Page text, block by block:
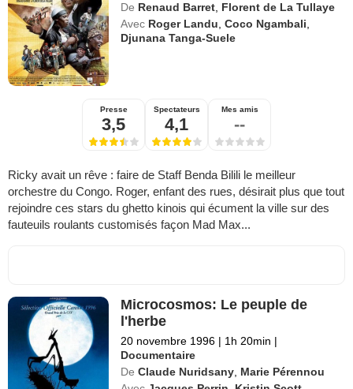
De Renaud Barret Florent de La Tullaye
Avec Roger Landu ,Coco Ngambali
Djunana Tanga-Suele
Presse
3,5
Spectateurs
4,1
Mes amis
--
Ricky avait un rêve : faire de Staff Benda Bilili le meilleur
orchestre du Congo. Roger, enfant des rues, désirait plus que tout
rejoindre ces stars du ghetto kinois qui écument la ville sur des
fauteuils roulants customisés façon Mad Max...
Microcosmos: Le peuple de
l'herbe
20 novembre 1996 | 1h 20min |
Documentaire
De Claude Nuridsany Marie Pérennou